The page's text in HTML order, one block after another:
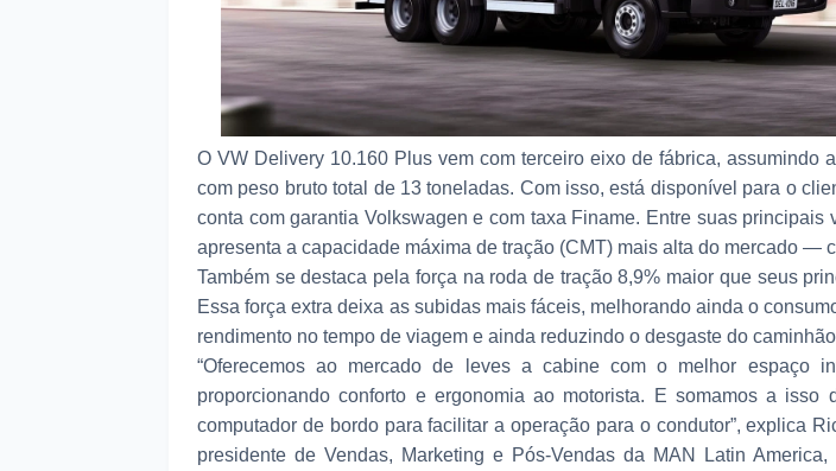
O VW Delivery 10.160 Plus vem com terceiro eixo de fábrica, assumindo
com peso bruto total de 13 toneladas. Com isso, está disponível para o
conta com garantia Volkswagen e com taxa Finame. Entre suas principais
apresenta a capacidade máxima de tração (CMT) mais alta do mercado —
Também se destaca pela força na roda de tração 8,9% maior que seus
Essa força extra deixa as subidas mais fáceis, melhorando ainda o
rendimento no tempo de viagem e ainda reduzindo o desgaste do
“Oferecemos ao mercado de leves a cabine com o melhor espaço
proporcionando conforto e ergonomia ao motorista. E somamos a isso
computador de bordo para facilitar a operação para o condutor”, explica
presidente de Vendas, Marketing e Pós-Vendas da MAN Latin